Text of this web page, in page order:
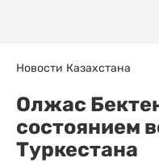
Новости Казахстана
Олжас
состоянием
Туркестана